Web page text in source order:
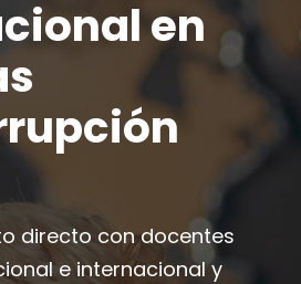
en
directo con docentes
e internacional y